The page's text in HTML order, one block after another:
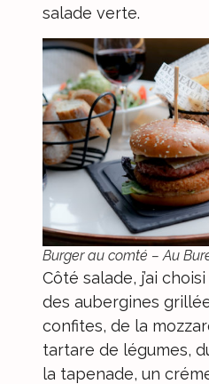
salade verte.
Burger au comté – Au
Côté salade, j’ai
des aubergines
confites, de la
tartare de légumes,
la tapenade, un